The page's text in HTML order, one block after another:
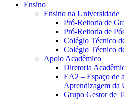
Ensino
Ensino na Universidade
Pró-Reitoria de
Pró-Reitoria de
Colégio Técnico
Colégio Técnico
Apoio Acadêmico
Diretoria
EA2 – Espaço de
Aprendizagem da
Grupo Gestor de